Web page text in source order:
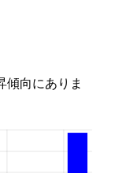
向にありま